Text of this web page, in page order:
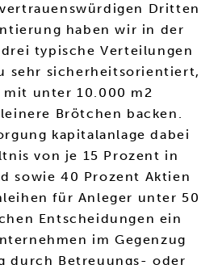
Dritten
haben wir in der
typische Verteilungen
sehr sicherheitsorientiert,
mit unter 10.000 m2
Brötchen backen.
kapitalanlage dabei
von je 15 Prozent in
sowie 40 Prozent Aktien
für Anleger unter 50
Entscheidungen ein
im Gegenzug
durch Betreuungs- oder